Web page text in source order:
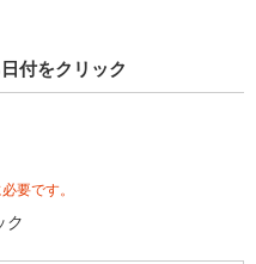
付をクリック
要です。
ク